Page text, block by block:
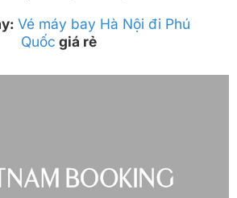
Vé máy bay Hà Nội đi Phú
Quốc giá rẻ